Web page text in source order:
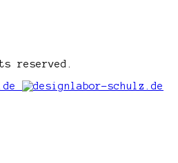
reserved.